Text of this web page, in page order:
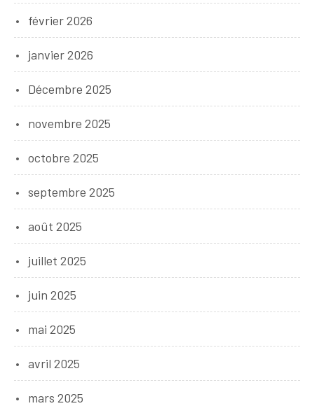
février 2026
janvier 2026
Décembre 2025
novembre 2025
octobre 2025
septembre 2025
août 2025
juillet 2025
juin 2025
mai 2025
avril 2025
mars 2025